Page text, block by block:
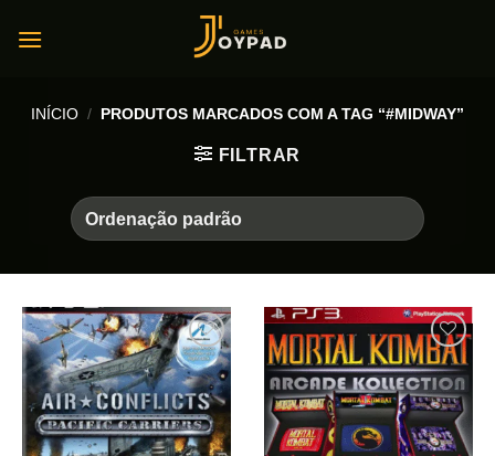
INÍCIO / PRODUTOS MARCADOS COM A TAG “#MIDWAY”
FILTRAR